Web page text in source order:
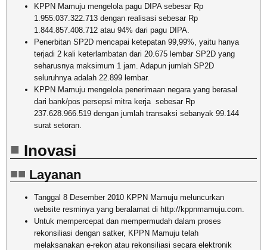
KPPN Mamuju mengelola pagu DIPA sebesar Rp
1.955.037.322.713 dengan realisasi sebesar Rp
1.844.857.408.712 atau 94% dari pagu DIPA.
Penerbitan SP2D mencapai ketepatan 99,99%, yaitu hanya
terjadi 2 kali keterlambatan dari 20.675 lembar SP2D yang
seharusnya maksimum 1 jam. Adapun jumlah SP2D
seluruhnya adalah 22.899 lembar.
KPPN Mamuju mengelola penerimaan negara yang berasal
dari bank/pos persepsi mitra kerja sebesar Rp
237.628.966.519 dengan jumlah transaksi sebanyak 99.144
surat setoran.
Inovasi
Layanan
Tanggal 8 Desember 2010 KPPN Mamuju meluncurkan
website resminya yang beralamat di http://kppnmamuju.com.
Untuk mempercepat dan mempermudah dalam proses
rekonsiliasi dengan satker, KPPN Mamuju telah
melaksanakan e-rekon atau rekonsiliasi secara elektronik